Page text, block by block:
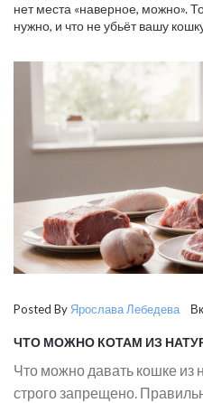
нет места «наверное, можно».
нужно, и что не убьёт вашу
Posted By Ярослава Лебедева
ЧТО МОЖНО КОТАМ ИЗ
Что можно давать кошке из
строго запрещено.